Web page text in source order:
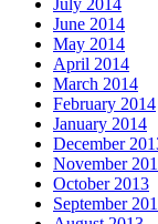
July 2014
June 2014
May 2014
April 2014
March 2014
February 2014
January 2014
December
November
October 2013
September